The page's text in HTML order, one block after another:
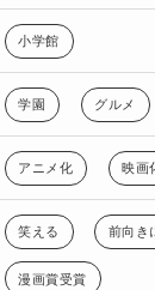
小学館
学園 グルメ
アニメ化 映画
笑える 前向き
漫画賞受賞